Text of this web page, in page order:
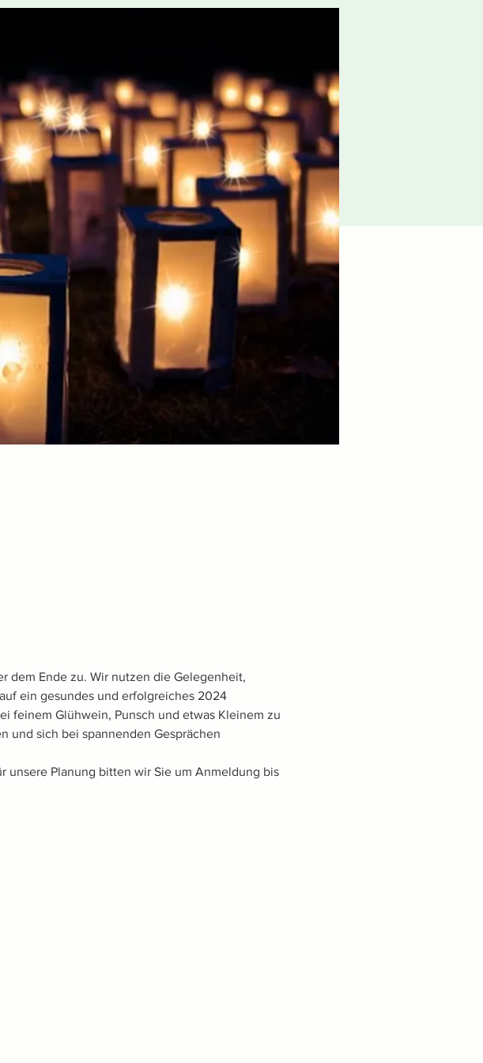
dem Ende zu. Wir nutzen die Gelegenheit,
ein gesundes und erfolgreiches 2024
feinem Glühwein, Punsch und etwas Kleinem zu
und sich bei spannenden Gesprächen
unsere Planung bitten wir Sie um Anmeldung bis